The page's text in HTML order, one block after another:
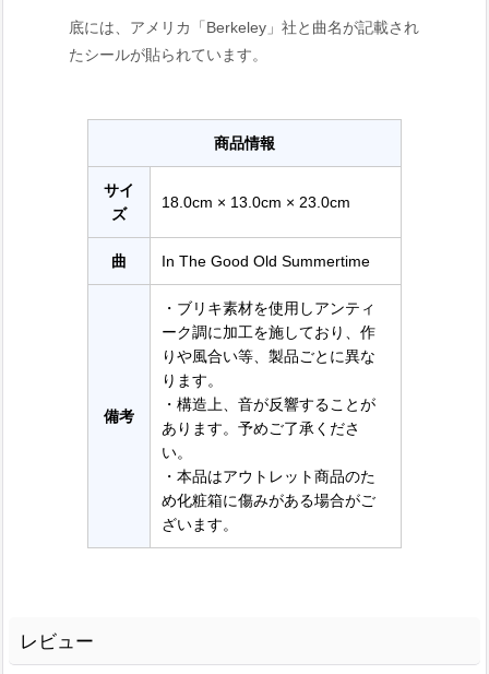
底には、アメリカ「Berkeley」社と曲名が記載され
たシールが貼られています。
商品情報
サイ
ズ
18.0cm × 13.0cm × 23.0cm
曲 In The Good Old Summertime
備考
・ブリキ素材を使用しアンティ
ーク調に加工を施しており、作
りや風合い等、製品ごとに異な
ります。
・構造上、音が反響することが
あります。予めご了承くださ
い。
・本品はアウトレット商品のた
め化粧箱に傷みがある場合がご
ざいます。
レビュー